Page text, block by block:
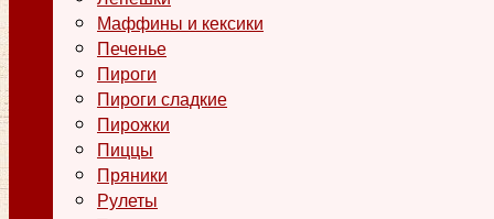
Маффины и кексики
Печенье
Пироги
Пироги сладкие
Пирожки
Пиццы
Пряники
Рулеты